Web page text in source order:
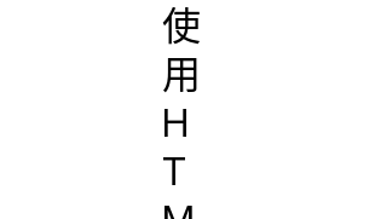
使
用
H
T